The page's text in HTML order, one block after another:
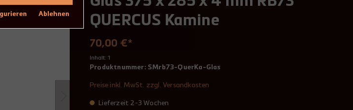
QUERCUS Kamine
70,00 €*
Inhalt: 1
Produktnummer: SMrb73-QuerKa-Glas
Preise inkl. MwSt. zzgl. Versandkosten
Lieferzeit 2-3 Wochen
Ablehnen